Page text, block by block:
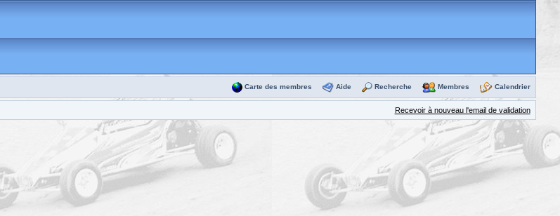
Carte des membres Aide Recherche Membres Calendrier
Recevoir à nouveau l'email de validation